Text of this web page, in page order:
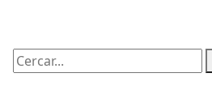
Cercar: